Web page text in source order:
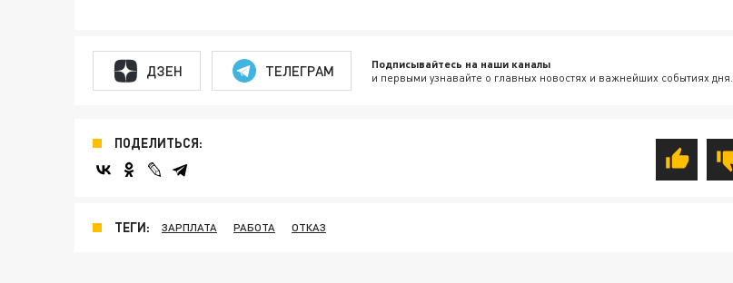
ДЗЕН ТЕЛЕГРАМ Подписывайтесь на наши каналы
и первыми узнавайте о главных новостях и важнейших событиях дня.
ПОДЕЛИТЬСЯ:
ТЕГИ: ЗАРПЛАТА РАБОТА ОТКАЗ